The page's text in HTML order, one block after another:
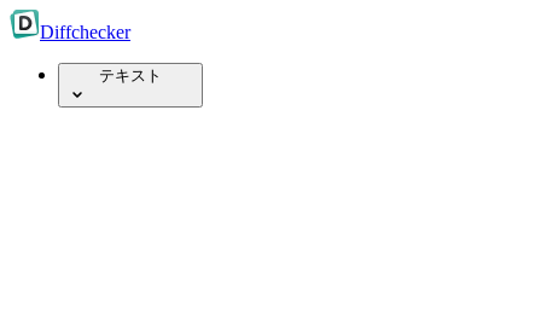
Diffchecker
テキスト